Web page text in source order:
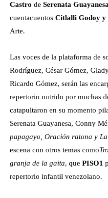
Castro de Serenata Guayanesa
cuentacuentos Citlalli Godoy y
Arte.
Las voces de la plataforma de
Rodríguez, César Gómez,
Ricardo Gómez, serán las
repertorio nutrido por muchas
catapultaron en su momento
Serenata Guayanesa, Conny
papagayo, Oración ratona y
escena con otros temas como
granja de la gaita, que PISO1
repertorio infantil venezolano.